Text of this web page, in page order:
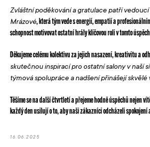
Zvláštní poděkování a gratulace patří vedoucí
Mrázové, která tým vede s energií, empatií a
schopnost motivovat ostatní hrály klíčovou roli v tomto
Děkujeme celému kolektivu za jejich nasazení, kreativitu a
skutečnou inspirací pro ostatní salony v naší
týmová spolupráce a nadšení přinášejí skvělé
Těšíme se na další čtvrtletí a přejeme hodně úspěchů nejen
každý den usilují o to, aby naši zákazníci odcházeli spokojení
16.06.2025